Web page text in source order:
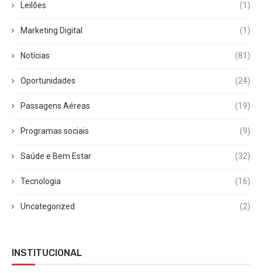
Leilões (1)
Marketing Digital (1)
Notícias (81)
Oportunidades (24)
Passagens Aéreas (19)
Programas sociais (9)
Saúde e Bem Estar (32)
Tecnologia (16)
Uncategorized (2)
INSTITUCIONAL